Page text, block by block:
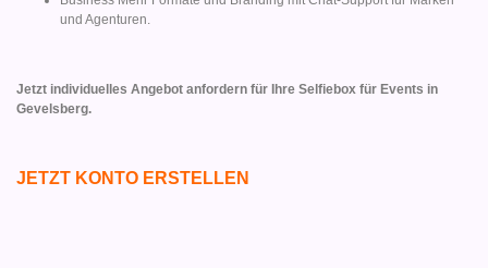
und Agenturen.
Jetzt individuelles Angebot anfordern für Ihre Selfiebox für Events in
Gevelsberg.
JETZT KONTO ERSTELLEN